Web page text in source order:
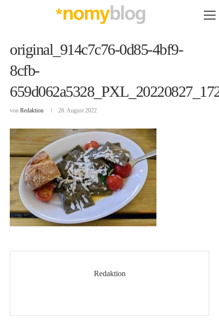
original_914c7c76-0d85-4bf9-
8cfb-
von Redaktion 28. August 2022
Redaktion